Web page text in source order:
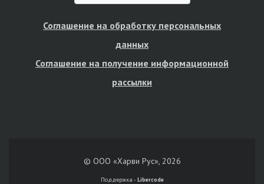
Соглашение на обработку персональных
данных
Соглашение на получение информационной
рассылки
© ООО «Харви Рус», 2026
Поддержка - Libercode